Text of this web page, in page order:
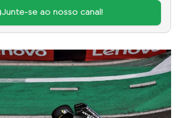
Junte-se ao nosso canal!